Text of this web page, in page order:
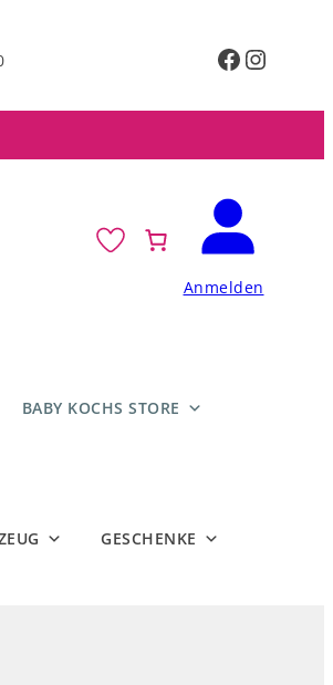
Anmelden
BABY KOCHS STORE
GESCHENKE